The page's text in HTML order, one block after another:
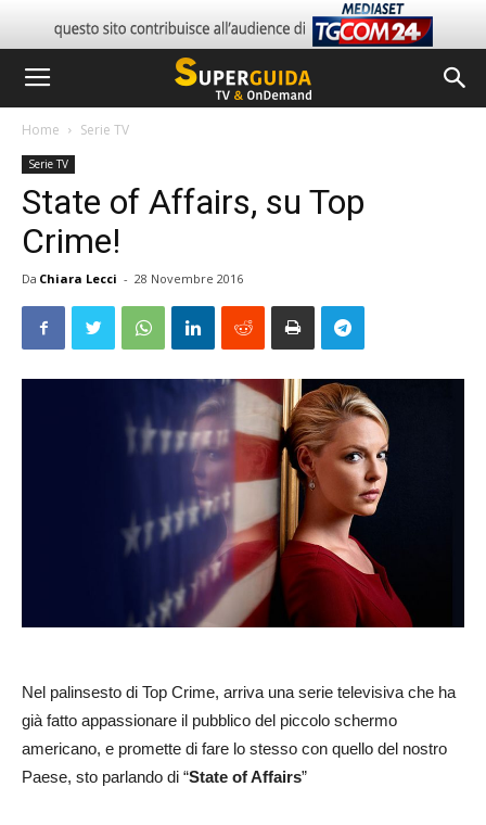
Home Serie TV
Serie TV
State of Affairs, su Top
Crime!
Da Chiara Lecci - 28 Novembre 2016
Nel palinsesto di Top Crime, arriva una serie televisiva che ha
già fatto appassionare il pubblico del piccolo schermo
americano, e promette di fare lo stesso con quello del nostro
Paese, sto parlando di “State of Affairs”